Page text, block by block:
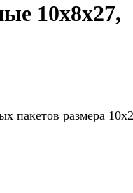
10х8х27,
пакетов размера